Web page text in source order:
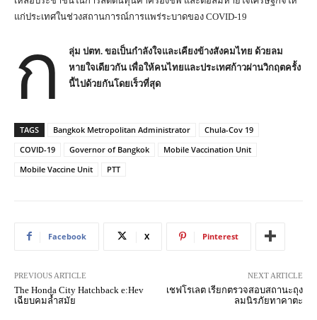
แก่ประเทศในช่วงสถานการณ์การแพร่ระบาดของ COVID-19
ก
ลุ่ม ปตท. ขอเป็นกำลังใจและเคียงข้างสังคมไทย ด้วยลม
หายใจเดียวกัน เพื่อให้คนไทยและประเทศก้าวผ่านวิกฤตครั้ง
นี้ไปด้วยกันโดยเร็วที่สุด
TAGS Bangkok Metropolitan Administrator
Chula-Cov 19
COVID-19
Governor of Bangkok
Mobile Vaccination Unit
Mobile Vaccine Unit
PTT
Facebook X Pinterest
PREVIOUS ARTICLE
The Honda City Hatchback e:Hev
เฉียบคมล้ำสมัย
NEXT ARTICLE
เชฟโรเลต เรียกตรวจสอบสถานะถุง
ลมนิรภัยทาคาตะ